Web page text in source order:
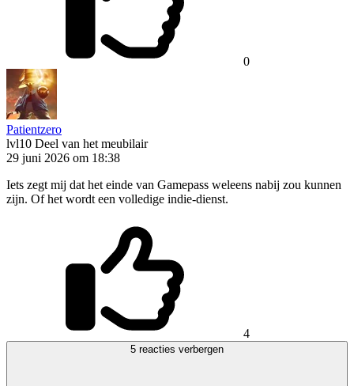
0
Patientzero
lvl10 Deel van het meubilair
29 juni 2026 om 18:38
Iets zegt mij dat het einde van Gamepass weleens nabij zou kunnen
zijn. Of het wordt een volledige indie-dienst.
4
5 reacties verbergen